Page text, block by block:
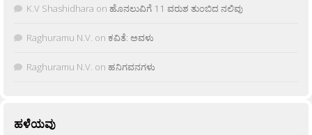
K.V Shashidhara on ಹೊನಲುವಿಗೆ 11 ವರುಶ ತುಂಬಿದ ನಲಿವು
Raghuramu N.V. on ಕವಿತೆ: ಅವಳು
Raghuramu N.V. on ಹನಿಗವನಗಳು
ಹಳೆಯವು